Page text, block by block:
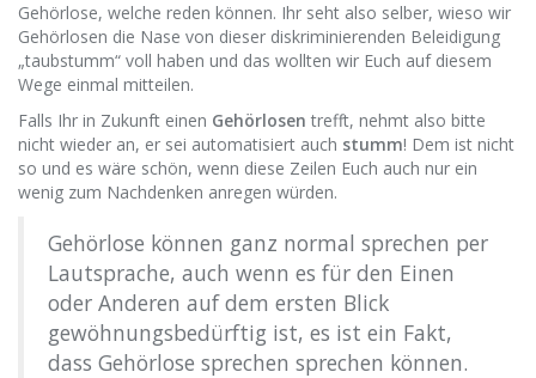
Gehörlose, welche reden können. Ihr seht also selber, wieso wir
Gehörlosen die Nase von dieser diskriminierenden Beleidigung
„taubstumm“ voll haben und das wollten wir Euch auf diesem
Wege einmal mitteilen.
Falls Ihr in Zukunft einen Gehörlosen trefft, nehmt also bitte
nicht wieder an, er sei automatisiert auch stumm! Dem ist nicht
so und es wäre schön, wenn diese Zeilen Euch auch nur ein
wenig zum Nachdenken anregen würden.
Gehörlose können ganz normal sprechen per
Lautsprache, auch wenn es für den Einen
oder Anderen auf dem ersten Blick
gewöhnungsbedürftig ist, es ist ein Fakt,
dass Gehörlose sprechen sprechen können.